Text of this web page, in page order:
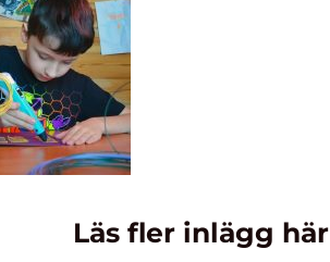
Läs fler inlägg här